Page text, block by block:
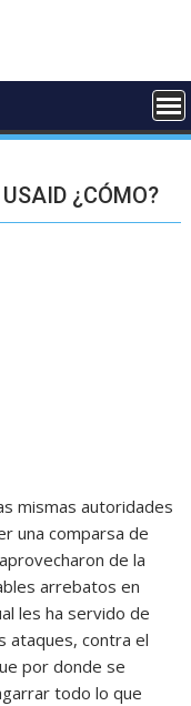
¿CÓMO?
mismas autoridades
una comparsa de
de la
arrebatos en
les ha servido de
ataques, contra el
por donde se
todo lo que